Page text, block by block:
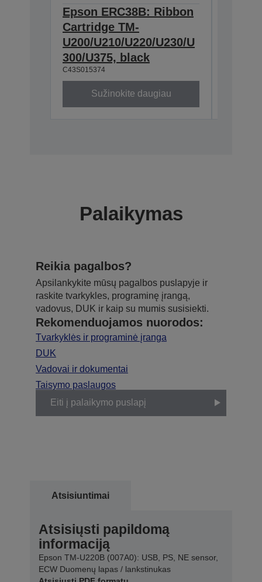
Epson ERC38B: Ribbon
Cartridge TM-
U200/U210/U220/U230/U
300/U375, black
C43S015374
Sužinokite daugiau
Palaikymas
Reikia pagalbos?
Apsilankykite mūsų pagalbos puslapyje ir
raskite tvarkykles, programinę įrangą,
vadovus, DUK ir kaip su mumis susisiekti.
Rekomenduojamos nuorodos:
Tvarkyklės ir programinė įranga
DUK
Vadovai ir dokumentai
Taisymo paslaugos
Eiti į palaikymo puslapį
Atsisiuntimai
Atsisiųsti papildomą
informaciją
Epson TM-U220B (007A0): USB, PS, NE sensor,
ECW Duomenų lapas / lankstinukas